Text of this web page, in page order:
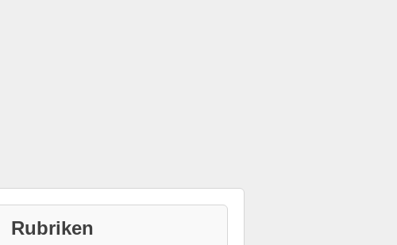
Rubriken